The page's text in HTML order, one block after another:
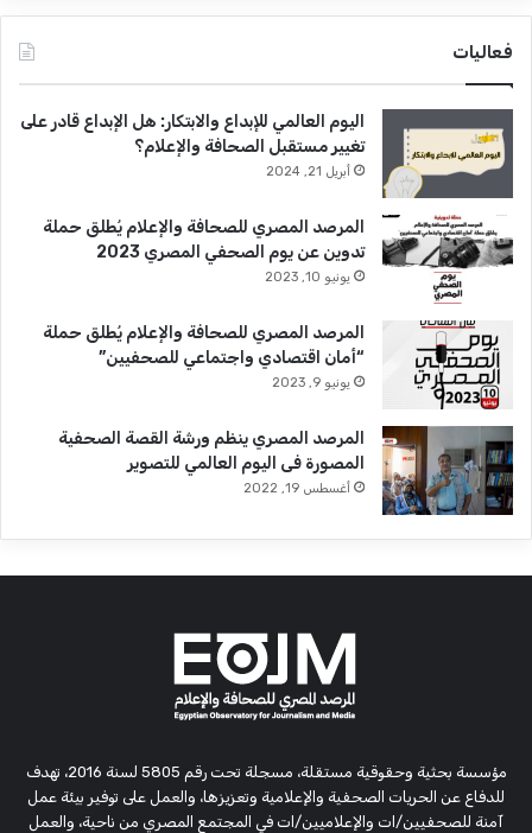
فعاليات
اليوم العالمي للإبداع والابتكار: هل الإبداع قادر على
تغيير مستقبل الصحافة والإعلام؟
أبريل 21, 2024
المرصد المصري للصحافة والإعلام يُطلق حملة
تدوين عن يوم الصحفي المصري 2023
يونيو 10, 2023
المرصد المصري للصحافة والإعلام يُطلق حملة
“أمان اقتصادي واجتماعي للصحفيين”
يونيو 9, 2023
المرصد المصري ينظم ورشة القصة الصحفية
المصورة فى اليوم العالمي للتصوير
أغسطس 19, 2022
مؤسسة بحثية وحقوقية مستقلة، مسجلة تحت رقم 5805 لسنة 2016، تهدف
للدفاع عن الحريات الصحفية والإعلامية وتعزيزها، والعمل على توفير بيئة عمل
آمنة للصحفيين/ات والإعلاميين/ات في المجتمع المصري من ناحية، والعمل